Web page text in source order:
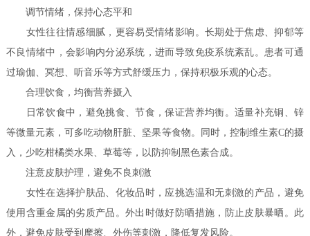
调节情绪，保持心态平和
女性往往情感细腻，更容易受情绪影响。长期处于焦虑、抑郁等
不良情绪中，会影响内分泌系统，进而导致免疫系统紊乱。患者可通
过瑜伽、冥想、听音乐等方式舒缓压力，保持积极乐观的心态。
合理饮食，均衡营养摄入
日常饮食中，避免挑食、节食，保证营养均衡。适量补充铜、锌
等微量元素，可多吃动物肝脏、坚果等食物。同时，控制维生素C的摄
入，少吃柑橘类水果、草莓等，以防抑制黑色素合成。
注意皮肤护理，避免不良刺激
女性在选择护肤品、化妆品时，应挑选温和无刺激的产品，避免
使用含重金属的劣质产品。外出时做好防晒措施，防止皮肤暴晒。此
外，避免皮肤受到摩擦、外伤等刺激，降低复发风险。